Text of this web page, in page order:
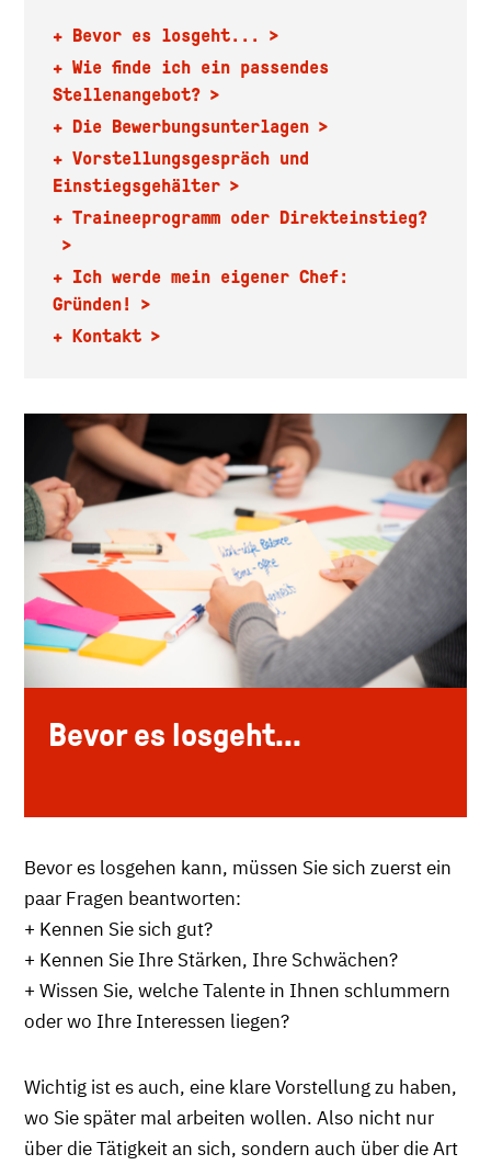
+ Bevor es losgeht...
+ Wie finde ich ein passendes
Stellenangebot?
+ Die Bewerbungsunterlagen
+ Vorstellungsgespräch und
Einstiegsgehälter
+ Traineeprogramm oder Direkteinstieg?
+ Ich werde mein eigener Chef:
Gründen!
+ Kontakt
Bevor es losgeht...
Bevor es losgehen kann, müssen Sie sich zuerst ein
paar Fragen beantworten:
+ Kennen Sie sich gut?
+ Kennen Sie Ihre Stärken, Ihre Schwächen?
+ Wissen Sie, welche Talente in Ihnen schlummern
oder wo Ihre Interessen liegen?
Wichtig ist es auch, eine klare Vorstellung zu haben,
wo Sie später mal arbeiten wollen. Also nicht nur
über die Tätigkeit an sich, sondern auch über die Art